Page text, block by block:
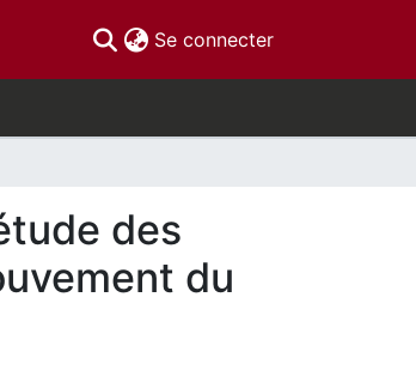
Se connecter(current)
des
du